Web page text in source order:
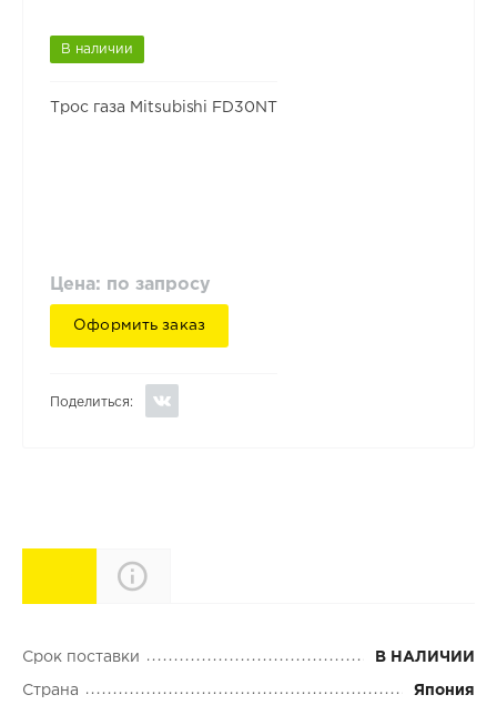
В наличии
Трос газа Mitsubishi FD30NT
Цена: по запросу
Оформить заказ
Поделиться:
Характеристики
Срок поставки В НАЛИЧИИ
Страна Япония